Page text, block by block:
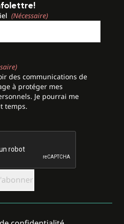
(Nécessaire)
des communications de
à protéger mes
Je pourrai me
temps.